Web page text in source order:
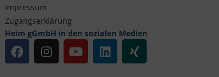
Impressum
Zugangserklärung
Heim gGmbH in den sozialen Medien